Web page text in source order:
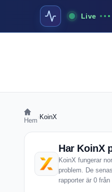
Live
Hem KoinX
Har KoinX
KoinX fungerar
problem. De
rapporter är 0